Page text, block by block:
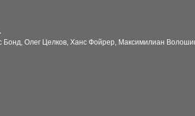
Бонд, Олег Целков, Ханс Фойрер, Максимилиан